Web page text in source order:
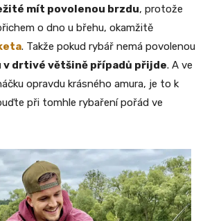
mít povolenou brzdu, protože
o dno u břehu, okamžitě
. Takže pokud rybář nemá povolenou
v drtivé většině případů přijde. A ve
opravdu krásného amura, je to k
při tomhle rybaření pořád ve